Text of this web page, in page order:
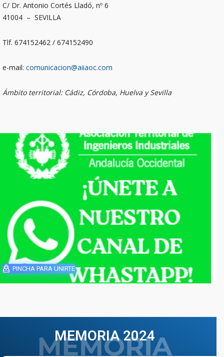
C/ Dr. Antonio Cortés Lladó, nº 6
41004 – SEVILLA
Tlf. 674152462 / 674152490
e-mail: comunicacion@aiiaoc.com
Ámbito territorial: Cádiz, Córdoba, Huelva y Sevilla
PINCHA PARA UNIRTE
MEMORIA 2024